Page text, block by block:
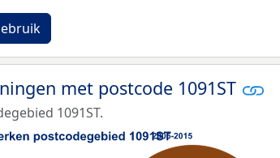
met postcode 1091ST
1091ST.